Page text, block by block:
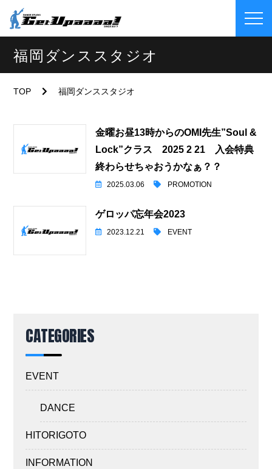
福岡ダンススタジオ
TOP 福岡ダンススタジオ
金曜お昼13時からのOMI先生”Soul &
Lock”クラス 2025 2 21 入会特典
終わらせちゃおうかなぁ？？
2025.03.06 PROMOTION
ゲロッパ忘年会2023
2023.12.21 EVENT
CATEGORIES
EVENT
DANCE
HITORIGOTO
INFORMATION